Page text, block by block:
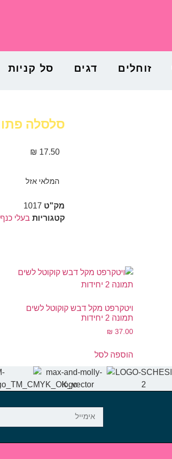
זוחלים דגים סל קניות
סלסלה
₪ 17.50
המלאי אזל
מק"ט 1017
קטגוריות בעלי כנף
ויטקרפט מקל דבש קוקוטל לשים
תמונה 2 יחידות
₪ 37.00
הוספה לסל